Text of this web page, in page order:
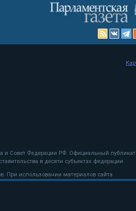
и Совет Федерации РФ. Официальный
в десяти субъектах федерации.
При использовании материалов сайта